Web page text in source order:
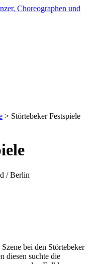
> Störtebeker Festspiele
/ Berlin
bei den Störtebeker
diesen suchte die